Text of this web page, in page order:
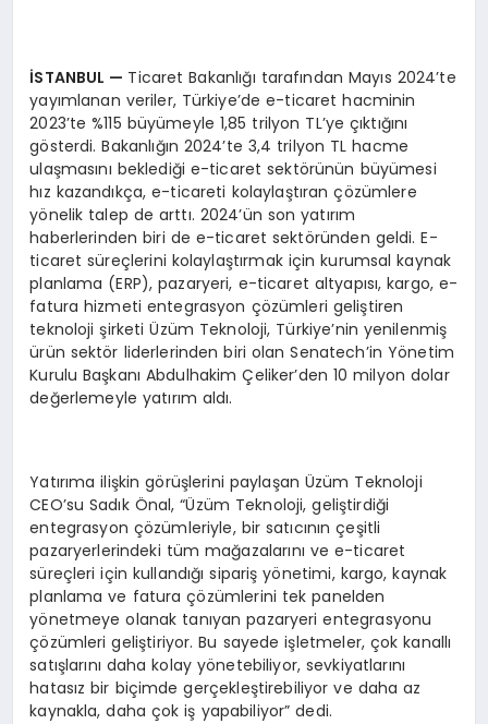
İSTANBUL — Ticaret Bakanlığı tarafından Mayıs 2024’te
yayımlanan veriler, Türkiye’de e-ticaret hacminin
2023’te %115 büyümeyle 1,85 trilyon TL’ye çıktığını
gösterdi. Bakanlığın 2024’te 3,4 trilyon TL hacme
ulaşmasını beklediği e-ticaret sektörünün büyümesi
hız kazandıkça, e-ticareti kolaylaştıran çözümlere
yönelik talep de arttı. 2024’ün son yatırım
haberlerinden biri de e-ticaret sektöründen geldi. E-
ticaret süreçlerini kolaylaştırmak için kurumsal kaynak
planlama (ERP), pazaryeri, e-ticaret altyapısı, kargo, e-
fatura hizmeti entegrasyon çözümleri geliştiren
teknoloji şirketi Üzüm Teknoloji, Türkiye’nin yenilenmiş
ürün sektör liderlerinden biri olan Senatech’in Yönetim
Kurulu Başkanı Abdulhakim Çeliker’den 10 milyon dolar
değerlemeyle yatırım aldı.
Yatırıma ilişkin görüşlerini paylaşan Üzüm Teknoloji
CEO’su Sadık Önal, “Üzüm Teknoloji, geliştirdiği
entegrasyon çözümleriyle, bir satıcının çeşitli
pazaryerlerindeki tüm mağazalarını ve e-ticaret
süreçleri için kullandığı sipariş yönetimi, kargo, kaynak
planlama ve fatura çözümlerini tek panelden
yönetmeye olanak tanıyan pazaryeri entegrasyonu
çözümleri geliştiriyor. Bu sayede işletmeler, çok kanallı
satışlarını daha kolay yönetebiliyor, sevkiyatlarını
hatasız bir biçimde gerçekleştirebiliyor ve daha az
kaynakla, daha çok iş yapabiliyor” dedi.